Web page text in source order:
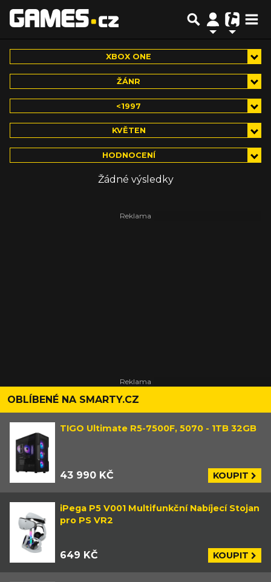
XBOX ONE
ŽÁNR
<1997
KVĚTEN
HODNOCENÍ
Žádné výsledky
OBLÍBENÉ NA SMARTY.CZ
TIGO Ultimate R5-7500F, 5070 - 1TB 32GB
43 990 KČ KOUPIT
iPega P5 V001 Multifunkční Nabíjecí Stojan
pro PS VR2
649 KČ KOUPIT